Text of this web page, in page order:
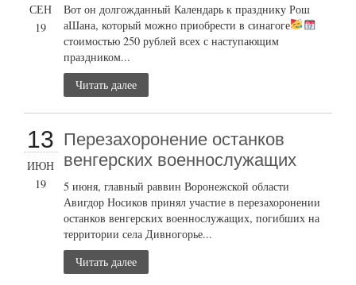
СЕН
19
Вот он долгожданный Календарь к празднику Рош
аШана, который можно приобрести в синагоге
стоимостью 250 рублей всех с наступающим
праздником...
Читать далее
13
ИЮН
19
Перезахоронение останков
венгерских военнослужащих
5 июня, главный раввин Воронежской области
Авигдор Носиков принял участие в перезахоронении
останков венгерских военнослужащих, погибших на
территории села Дивногорье...
Читать далее